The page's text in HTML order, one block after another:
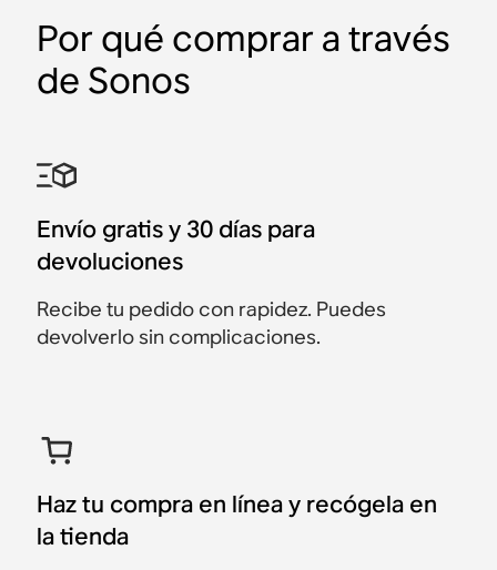
Por qué comprar a través
de Sonos
Envío gratis y 30 días para
devoluciones
Recibe tu pedido con rapidez. Puedes
devolverlo sin complicaciones.
Haz tu compra en línea y recógela en
la tienda